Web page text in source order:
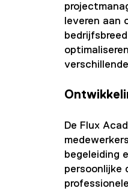
leveren aan
De Flux
begeleiding
persoonlijke